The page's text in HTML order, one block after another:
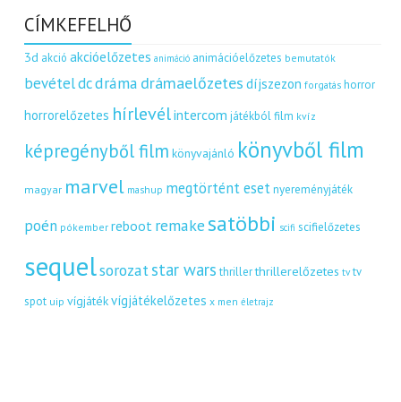
CÍMKEFELHŐ
3d akció akcióelőzetes animáció animációelőzetes bemutatók
bevételdcdráma drámaelőzetes díjszezon forgatás horror
horrorelőzetes hírlevélintercom játékból film kvíz
képregényből film könyvajánló könyvből film
magyar marvel mashup megtörtént eset nyereményjáték
poén pókember reboot remakesatöbbi scifi scifielőzetes
sequelsorozatstar wars thriller thrillerelőzetes tv tv
spot uip vígjátékvígjátékelőzetes x men életrajz